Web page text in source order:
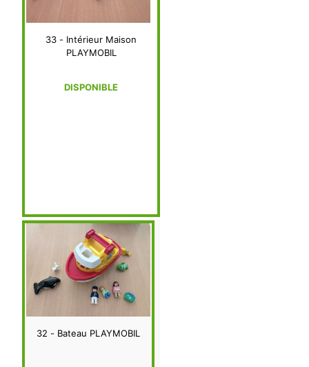
33 - Intérieur Maison
PLAYMOBIL
DISPONIBLE
32 - Bateau PLAYMOBIL